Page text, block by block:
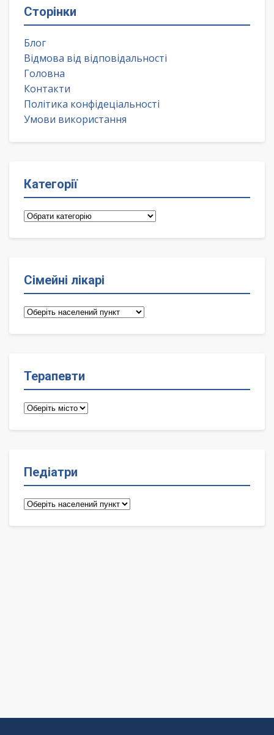
Сторінки
Блог
Відмова від відповідальності
Головна
Контакти
Політика конфідеціальності
Умови використання
Категорії
Категорії
Сімейні лікарі
Сімейні
Терапевти
Терапевти
Педіатри
Педіатри